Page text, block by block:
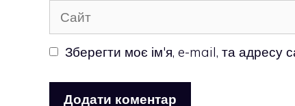
Сайт
Зберегти моє ім'я, e-mail, та адресу